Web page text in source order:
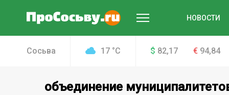
НОВОСТИ
Сосьва 17 °C $ 82,17 € 94,84
объединение